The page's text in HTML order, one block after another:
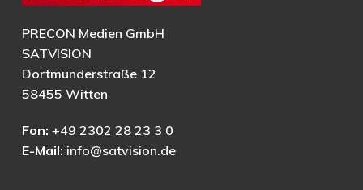
PRECON Medien GmbH
SATVISION
Dortmunderstraße 12
58455 Witten
Fon: +49 2302 28 23 3 0
E-Mail: info@satvision.de